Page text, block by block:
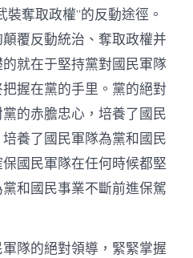
奪取政權”的反動途徑。
覆反動統治、奪取政權并
就在于堅持黨對國民軍隊
握在黨的手里。黨的絕對
的赤膽忠心，培養了國民
養了國民軍隊為黨和國民
國民軍隊在任何時候都堅
和國民事業不斷前進保駕
隊的絕對領導，緊緊掌握